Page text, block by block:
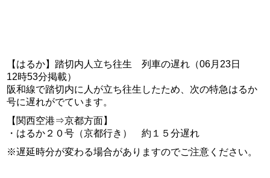
【はるか】踏切内人立ち往生 列車の遅れ（06月23日
12時53分掲載）
阪和線で踏切内に人が立ち往生したため、次の特急はるか
号に遅れがでています。
【関西空港⇒京都方面】
・はるか２０号（京都行き） 約１５分遅れ
※遅延時分が変わる場合がありますのでご注意ください。